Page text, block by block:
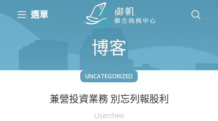
選單
博客
UNCATEGORIZED
兼營投資業務 別忘列報股利
Userchen